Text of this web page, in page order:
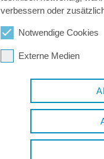
verbessern oder
Notwendige Cookies
Externe Medien